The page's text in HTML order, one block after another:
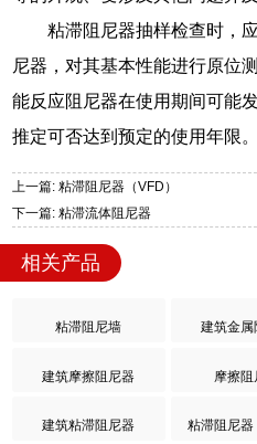
粘滞阻尼器抽样检查时，
尼器，对其基本性能进行原位
能反应阻尼器在使用期间可能
推定可否达到预定的使用年限。
上一篇: 粘滞阻尼器（VFD）
下一篇: 粘滞流体阻尼器
相关产品
粘滞阻尼墙 建筑金属
建筑摩擦阻尼器 摩擦阻
建筑粘滞阻尼器 粘滞阻尼器